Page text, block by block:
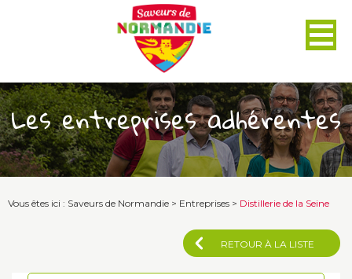
Les entreprises adhérentes
Vous êtes ici : Saveurs de Normandie > Entreprises > Distillerie de la Seine
RETOUR À LA LISTE
Panneau de gestion des cookies